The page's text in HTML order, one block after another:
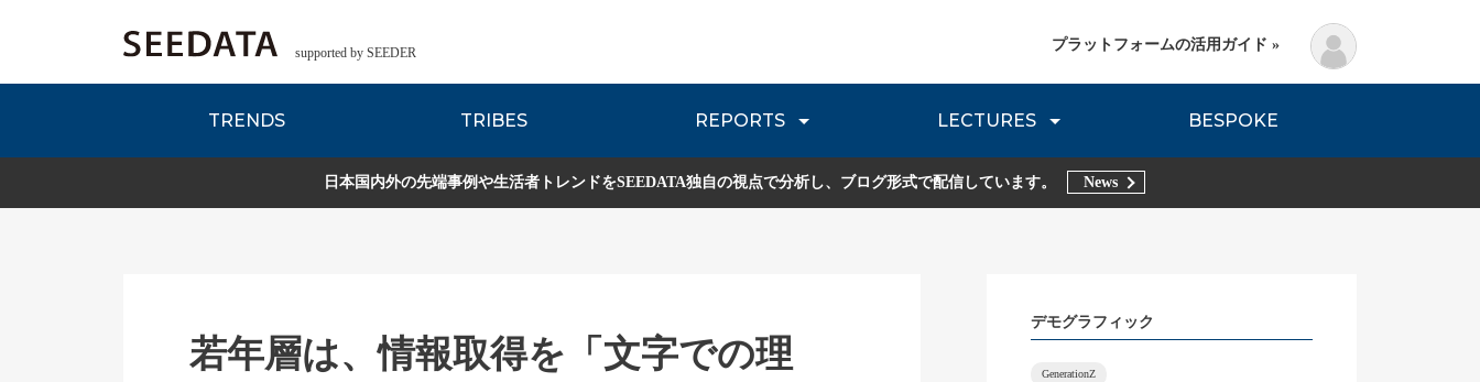
supported by SEEDER
TRENDS TRIBES REPORTS
EDITORIAL REPORT Zsレポート 流通レポート JOURNEY REVIEW DNVB REPORT TRIBE REPORTS
LECTURES
各種データのご紹介 Planning Method
BESPOKE
プラットフォームの活用ガイド »
日本国内外の先端事例や生活者トレンドをSEEDATA独自の視点で分析し、ブログ形式で配信しています。 News
若年層は、情報取得を「文字での理
デモグラフィック
GenerationZ